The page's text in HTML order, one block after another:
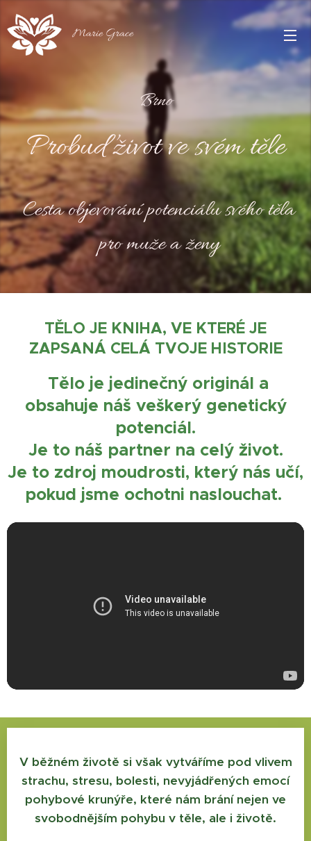
Marie Grace
Brno
Probuď život ve svém těle
Cesta objevování potenciálu svého těla
pro muže a ženy
TĚLO JE KNIHA, VE KTERÉ JE
ZAPSANÁ CELÁ TVOJE HISTORIE
Tělo je jedinečný originál a
obsahuje náš veškerý genetický
potenciál.
Je to náš partner na celý život.
Je to zdroj moudrosti, který nás učí,
pokud jsme ochotni naslouchat.
V běžném životě si však vytváříme pod vlivem
strachu, stresu, bolesti, nevyjádřených emocí
pohybové krunýře, které nám brání nejen ve
svobodnějším pohybu v těle, ale i životě.